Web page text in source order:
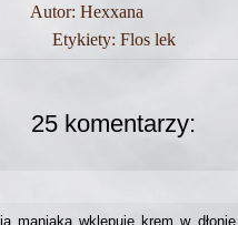
Autor: Hexxana
Etykiety: Flos lek
25 komentarzy:
maniaka wklepuje krem w